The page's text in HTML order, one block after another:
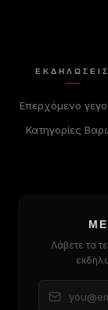
ΕΚΔΗΛΏΣΕΙΣ
Επερχόμενο
Κατηγορίες
Λάβετε τα